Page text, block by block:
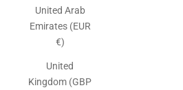
United Arab
Emirates (EUR
€)
United
Kingdom (GBP